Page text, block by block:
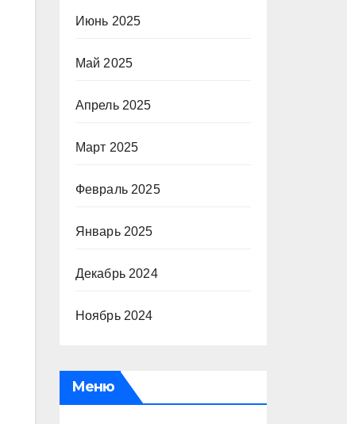
Июнь 2025
Май 2025
Апрель 2025
Март 2025
Февраль 2025
Январь 2025
Декабрь 2024
Ноябрь 2024
Меню